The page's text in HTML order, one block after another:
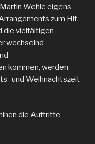
Wehle eigens
zum Hit.
die vielfältigen
wechselnd
kommen, werden
und Weihnachtszeit
die Auftritte